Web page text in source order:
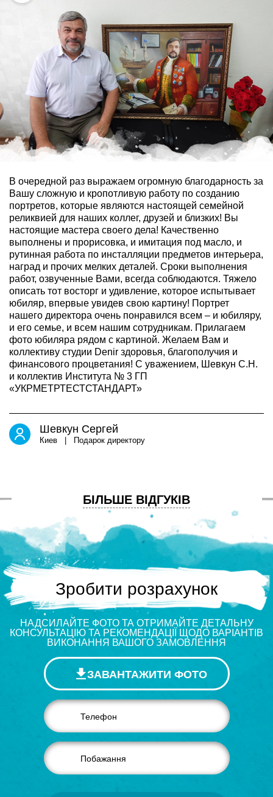
В очередной раз выражаем огромную благодарность за
Вашу сложную и кропотливую работу по созданию
портретов, которые являются настоящей семейной
реликвией для наших коллег, друзей и близких! Вы
настоящие мастера своего дела! Качественно
выполнены и прорисовка, и имитация под масло, и
рутинная работа по инсталляции предметов интерьера,
наград и прочих мелких деталей. Сроки выполнения
работ, озвученные Вами, всегда соблюдаются. Тяжело
описать тот восторг и удивление, которое испытывает
юбиляр, впервые увидев свою картину! Портрет
нашего директора очень понравился всем – и юбиляру,
и его семье, и всем нашим сотрудникам. Прилагаем
фото юбиляра рядом с картиной. Желаем Вам и
коллективу студии Denir здоровья, благополучия и
финансового процветания! С уважением, Шевкун С.Н.
и коллектив Института № 3 ГП
«УКРМЕТРТЕСТСТАНДАРТ»
Шевкун Сергей
Киев | Подарок директору
БІЛЬШЕ ВІДГУКІВ
Зробити розрахунок
НАДСИЛАЙТЕ ФОТО ТА ОТРИМАЙТЕ ДЕТАЛЬНУ
КОНСУЛЬТАЦІЮ ТА РЕКОМЕНДАЦІЇ ЩОДО ВАРІАНТІВ
ВИКОНАННЯ ВАШОГО ЗАМОВЛЕННЯ
ЗАВАНТАЖИТИ ФОТО